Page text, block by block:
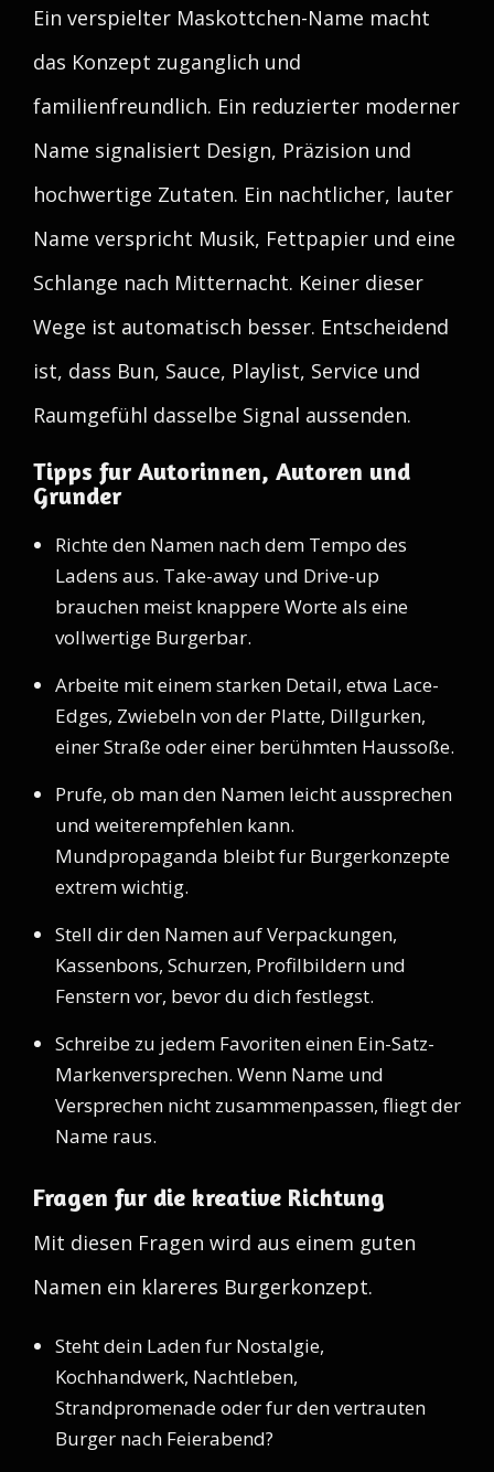
Ein verspielter Maskottchen-Name macht
das Konzept zuganglich und
familienfreundlich. Ein reduzierter moderner
Name signalisiert Design, Präzision und
hochwertige Zutaten. Ein nachtlicher, lauter
Name verspricht Musik, Fettpapier und eine
Schlange nach Mitternacht. Keiner dieser
Wege ist automatisch besser. Entscheidend
ist, dass Bun, Sauce, Playlist, Service und
Raumgefühl dasselbe Signal aussenden.
Tipps fur Autorinnen, Autoren und
Grunder
Richte den Namen nach dem Tempo des
Ladens aus. Take-away und Drive-up
brauchen meist knappere Worte als eine
vollwertige Burgerbar.
Arbeite mit einem starken Detail, etwa Lace-
Edges, Zwiebeln von der Platte, Dillgurken,
einer Straße oder einer berühmten Haussoße.
Prufe, ob man den Namen leicht aussprechen
und weiterempfehlen kann.
Mundpropaganda bleibt fur Burgerkonzepte
extrem wichtig.
Stell dir den Namen auf Verpackungen,
Kassenbons, Schurzen, Profilbildern und
Fenstern vor, bevor du dich festlegst.
Schreibe zu jedem Favoriten einen Ein-Satz-
Markenversprechen. Wenn Name und
Versprechen nicht zusammenpassen, fliegt der
Name raus.
Fragen fur die kreative Richtung
Mit diesen Fragen wird aus einem guten
Namen ein klareres Burgerkonzept.
Steht dein Laden fur Nostalgie,
Kochhandwerk, Nachtleben,
Strandpromenade oder fur den vertrauten
Burger nach Feierabend?